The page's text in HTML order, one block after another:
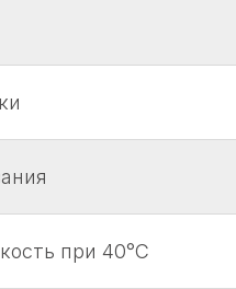
при 40°С